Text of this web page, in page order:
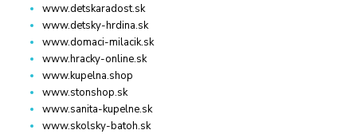
www.detskaradost.sk
www.detsky-hrdina.sk
www.domaci-milacik.sk
www.hracky-online.sk
www.kupelna.shop
www.stonshop.sk
www.sanita-kupelne.sk
www.skolsky-batoh.sk